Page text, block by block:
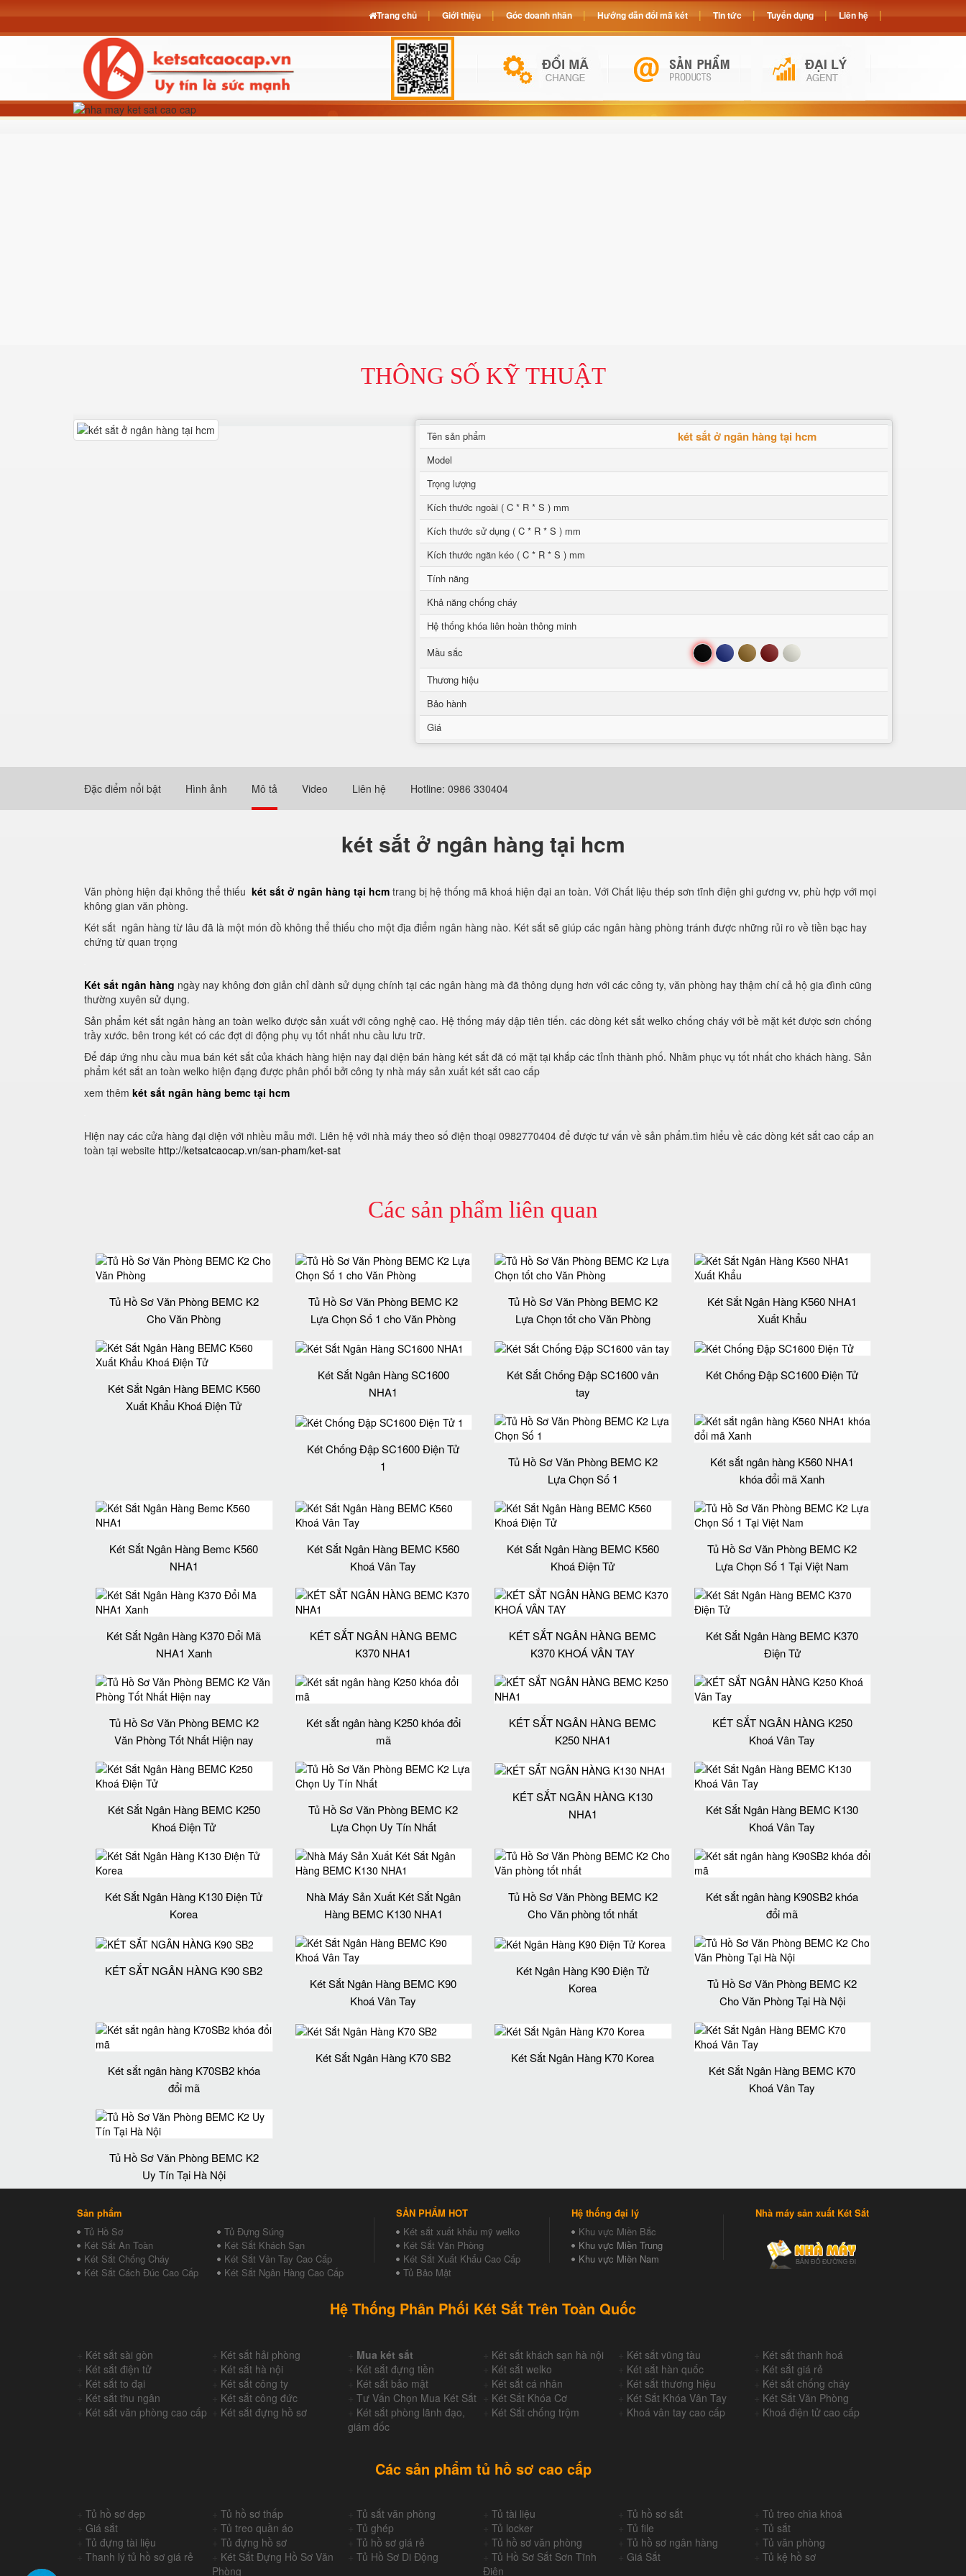
THÔNG SỐ KỸ THUẬT
Tên sản phẩm két sắt ở ngân hàng tại hcm
Model
Trọng lượng
Kích thước ngoài ( C * R * S ) mm
Kích thước sử dụng ( C * R * S ) mm
Kích thước ngăn kéo ( C * R * S ) mm
Tính năng
Khả năng chống cháy
Hệ thống khóa liên hoàn thông minh
Mầu sắc
Đen Xanh Nâu Đỏ Trắng
Thương hiệu
Bảo hành
Giá
Đặc điểm nổi bật Hình ảnh Mô tả Video Liên hệ Hotline: 0986 330404
két sắt ở ngân hàng tại hcm
Văn phòng hiện đại không thể thiếu két sắt ở ngân hàng tại hcm trang bị hệ thống mã khoá hiện đại an toàn. Với Chất liệu thép sơn tĩnh điện ghi gương vv, phù hợp với mọi
không gian văn phòng.
Két sắt ngân hàng từ lâu đã là một món đồ không thể thiếu cho một địa điểm ngân hàng nào. Két sắt sẽ giúp các ngân hàng phòng tránh được những rủi ro về tiền bạc hay
chứng từ quan trọng
Két sắt ngân hàng ngày nay không đơn giản chỉ dành sử dụng chính tại các ngân hàng mà đã thông dụng hơn với các công ty, văn phòng hay thậm chí cả hộ gia đình cũng
thường xuyên sử dụng.
Sản phẩm két sắt ngân hàng an toàn welko được sản xuất với công nghệ cao. Hệ thống máy dập tiên tiến. các dòng két sắt welko chống cháy với bề mặt két được sơn chống
trầy xước. bên trong két có các đợt di động phụ vụ tốt nhất nhu cầu lưu trữ.
Để đáp ứng nhu cầu mua bán két sắt của khách hàng hiện nay đại diện bán hàng két sắt đã có mặt tại khắp các tỉnh thành phố. Nhằm phục vụ tốt nhất cho khách hàng. Sản
phẩm két sắt an toàn welko hiện đạng được phân phối bởi công ty nhà máy sản xuất két sắt cao cấp
xem thêm két sắt ngân hàng bemc tại hcm
Hiện nay các cửa hàng đại diện với nhiều mẫu mới. Liên hệ với nhà máy theo số điện thoại 0982770404 để được tư vấn về sản phẩm.tìm hiểu về các dòng két sắt cao cấp an
toàn tại website http://ketsatcaocap.vn/san-pham/ket-sat
Các sản phẩm liên quan
Tủ Hồ Sơ Văn Phòng BEMC K2
Cho Văn Phòng
Tủ Hồ Sơ Văn Phòng BEMC K2
Lựa Chọn Số 1 cho Văn Phòng
Tủ Hồ Sơ Văn Phòng BEMC K2
Lựa Chọn tốt cho Văn Phòng
Két Sắt Ngân Hàng K560 NHA1
Xuất Khẩu
Két Sắt Ngân Hàng BEMC K560
Xuất Khẩu Khoá Điện Tử
Két Sắt Ngân Hàng SC1600
NHA1
Két Sắt Chống Đập SC1600 vân
tay
Két Chống Đập SC1600 Điện Tử
Két Chống Đập SC1600 Điện Tử
1
Tủ Hồ Sơ Văn Phòng BEMC K2
Lựa Chọn Số 1
Két sắt ngân hàng K560 NHA1
khóa đổi mã Xanh
Két Sắt Ngân Hàng Bemc K560
NHA1
Két Sắt Ngân Hàng BEMC K560
Khoá Vân Tay
Két Sắt Ngân Hàng BEMC K560
Khoá Điện Tử
Tủ Hồ Sơ Văn Phòng BEMC K2
Lựa Chọn Số 1 Tại Việt Nam
Két Sắt Ngân Hàng K370 Đổi Mã
NHA1 Xanh
KÉT SẮT NGÂN HÀNG BEMC
K370 NHA1
KÉT SẮT NGÂN HÀNG BEMC
K370 KHOÁ VÂN TAY
Két Sắt Ngân Hàng BEMC K370
Điện Tử
Tủ Hồ Sơ Văn Phòng BEMC K2
Văn Phòng Tốt Nhất Hiện nay
Két sắt ngân hàng K250 khóa đổi
mã
KÉT SẮT NGÂN HÀNG BEMC
K250 NHA1
KÉT SẮT NGÂN HÀNG K250
Khoá Vân Tay
Két Sắt Ngân Hàng BEMC K250
Khoá Điện Tử
Tủ Hồ Sơ Văn Phòng BEMC K2
Lựa Chọn Uy Tín Nhất
KÉT SẮT NGÂN HÀNG K130
NHA1
Két Sắt Ngân Hàng BEMC K130
Khoá Vân Tay
Két Sắt Ngân Hàng K130 Điện Tử
Korea
Nhà Máy Sản Xuất Két Sắt Ngân
Hàng BEMC K130 NHA1
Tủ Hồ Sơ Văn Phòng BEMC K2
Cho Văn phòng tốt nhất
Két sắt ngân hàng K90SB2 khóa
đổi mã
KÉT SẮT NGÂN HÀNG K90 SB2
Két Sắt Ngân Hàng BEMC K90
Khoá Vân Tay
Két Ngân Hàng K90 Điện Tử
Korea
Tủ Hồ Sơ Văn Phòng BEMC K2
Cho Văn Phòng Tại Hà Nội
Két sắt ngân hàng K70SB2 khóa
đổi mã
Két Sắt Ngân Hàng K70 SB2
Két Sắt Ngân Hàng K70 Korea
Két Sắt Ngân Hàng BEMC K70
Khoá Vân Tay
Tủ Hồ Sơ Văn Phòng BEMC K2
Uy Tín Tại Hà Nội
Sản phẩm
Tủ Hồ Sơ
Tủ Đựng Súng
Két Sắt An Toàn
Két Sắt Khách Sạn
Két Sắt Chống Cháy
Két Sắt Vân Tay Cao Cấp
Két Sắt Cách Đúc Cao Cấp
Két Sắt Ngân Hàng Cao Cấp
SẢN PHẨM HOT
Két sắt xuất khẩu mỹ welko
Két Sắt Văn Phòng
Két Sắt Xuất Khẩu Cao Cấp
Tủ Bảo Mật
Hệ thống đại lý
Khu vực Miền Bắc
Khu vực Miền Trung
Khu vực Miền Nam
Nhà máy sản xuất Két Sắt
Hệ Thống Phân Phối Két Sắt Trên Toàn Quốc
Két sắt sài gòn Két sắt hải phòng Mua két sắt Két sắt khách sạn hà nội Két sắt vũng tàu
Két sắt thanh hoá
Két sắt điện tử Két sắt hà nội Két sắt đựng tiền Két sắt welko Két sắt hàn quốc
Két sắt giá rẻ
Két sắt to đại Két sắt công ty Két sắt bảo mật Két sắt cá nhân Két sắt thương hiệu
Két sắt chống cháy
Két sắt thu ngân Két sắt công đức Tư Vấn Chọn Mua Két Sắt Két Sắt Khóa Cơ Két Sắt Khóa Vân Tay
Két Sắt Văn Phòng
Két sắt văn phòng cao cấp Két sắt đựng hồ sơ
Két sắt phòng lãnh đạo,
giám đốc
Két Sắt chống trộm Khoá vân tay cao cấp Khoá điện tử cao cấp
Các sản phẩm tủ hồ sơ cao cấp
Tủ hồ sơ đẹp +Tủ hồ sơ thấp Tủ sắt văn phòng Tủ tài liệu +Tủ hồ sơ sắt
Tủ treo chìa khoá
Giá sắt +Tủ treo quần áo Tủ ghép Tủ locker +Tủ file
Tủ sắt
Tủ đựng tài liệu +Tủ đựng hồ sơ Tủ hồ sơ giá rẻ Tủ hồ sơ văn phòng +Tủ hồ sơ ngân hàng
Tủ văn phòng
Thanh lý tủ hồ sơ giá rẻ
Két Sắt Đựng Hồ Sơ Văn
Phòng
Tủ Hồ Sơ Di Động
Tủ Hồ Sơ Sắt Sơn Tĩnh
Điện
+Giá Sắt Tủ kệ hồ sơ
Trang chủ Giới thiệu Góc doanh nhân Hướng dẫn đổi mã két Tin tức Tuyển dụng Liên hệ